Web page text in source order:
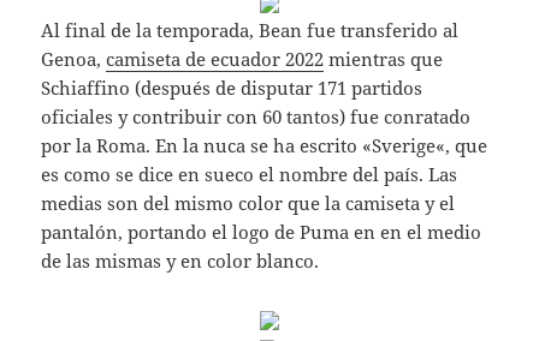
Al final de la temporada, Bean fue transferido al
Genoa,camiseta de ecuador 2022 mientras que
Schiaffino (después de disputar 171 partidos
oficiales y contribuir con 60 tantos) fue conratado
por la Roma. En la nuca se ha escrito «Sverige«, que
es como se dice en sueco el nombre del país. Las
medias son del mismo color que la camiseta y el
pantalón, portando el logo de Puma en en el medio
de las mismas y en color blanco.